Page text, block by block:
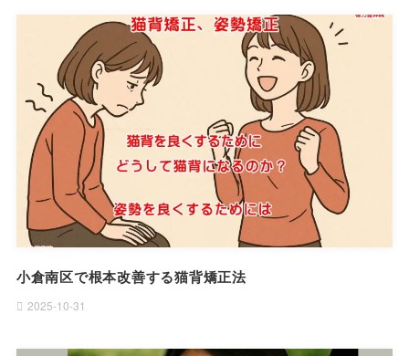
小倉南区で根本改善する猫背矯正法
2025-10-31